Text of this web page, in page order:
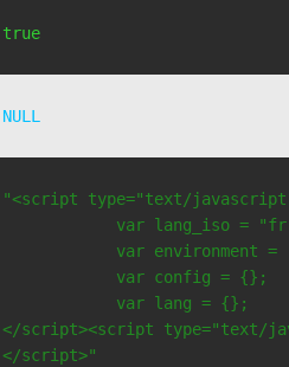
true
NULL
"<script type="text/
var lang_iso =
var environment =
            var config = {};
            var lang = {};
</script><script type="text/
</script>"